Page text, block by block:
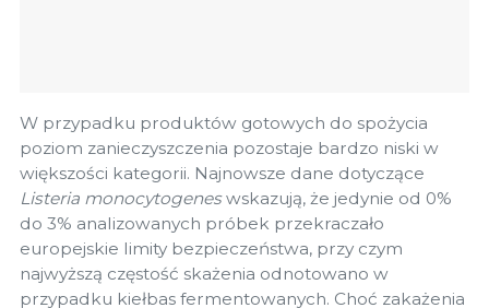
W przypadku produktów gotowych do spożycia
poziom zanieczyszczenia pozostaje bardzo niski w
większości kategorii. Najnowsze dane dotyczące
Listeria monocytogeneswskazują, że jedynie od 0%
do 3% analizowanych próbek przekraczało
europejskie limity bezpieczeństwa, przy czym
najwyższą częstość skażenia odnotowano w
przypadku kiełbas fermentowanych. Choć zakażenia